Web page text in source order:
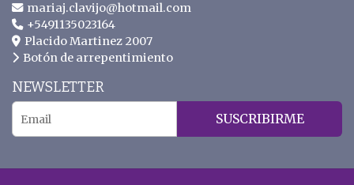
mariaj.clavijo@hotmail.com
+5491135023164
Placido Martinez 2007
Botón de arrepentimiento
NEWSLETTER
SUSCRIBIRME